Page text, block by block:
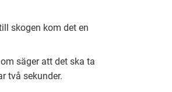
skogen kom det en
säger att det ska ta
två sekunder.